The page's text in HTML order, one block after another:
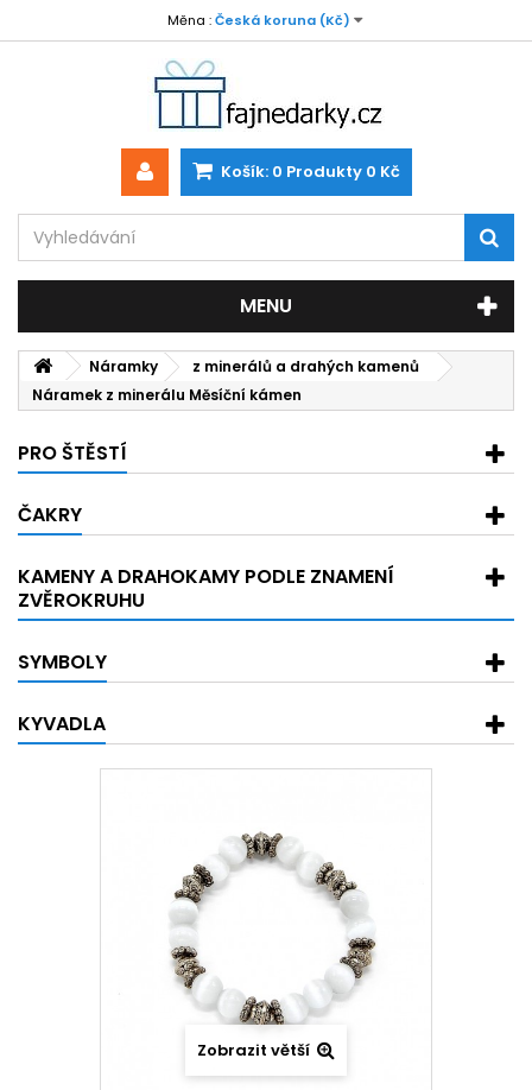
Měna : Česká koruna (Kč)
Košík: 0 Produkty 0 Kč
MENU
Náramky
z minerálů a drahých kamenů
Náramek z minerálu Měsíční kámen
PRO ŠTĚSTÍ
ČAKRY
KAMENY A DRAHOKAMY PODLE ZNAMENÍ
ZVĚROKRUHU
SYMBOLY
KYVADLA
Zobrazit větší